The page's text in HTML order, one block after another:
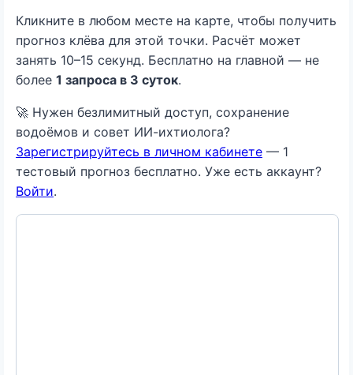
Кликните в любом месте на карте, чтобы получить
прогноз клёва для этой точки. Расчёт может
занять 10–15 секунд. Бесплатно на главной — не
более 1 запроса в 3 суток.
🚀 Нужен безлимитный доступ, сохранение
водоёмов и совет ИИ-ихтиолога?
Зарегистрируйтесь в личном кабинете — 1
тестовый прогноз бесплатно. Уже есть аккаунт?
Войти.